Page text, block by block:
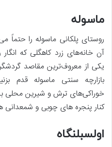
ماسوله
روستای پلکانی ماسوله را حتماً
آن خانه‌های زرد کاهگلی که
یکی از معروف‌ترین مقاصد
بازارچه سنتی ماسوله قدم
خوراکی‌های ترش و شیرین
کنار پنجره های چوبی و شمعدانی
اولسبلنگاه